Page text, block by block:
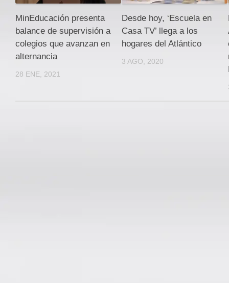
MinEducación presenta
balance de supervisión a
colegios que avanzan en
alternancia
28 ENE, 2021
Desde hoy, ‘Escuela en
Casa TV’ llega a los
hogares del Atlántico
3 AGO, 2020